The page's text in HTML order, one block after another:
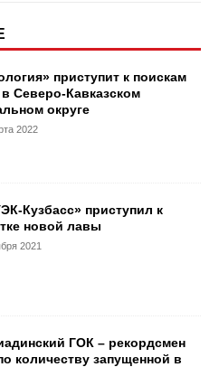
приступит к поискам
Северо-Кавказском
округе
2022
Кузбасс» приступил к
новой лавы
2021
ГОК – рекордсмен
количеству запущенной в